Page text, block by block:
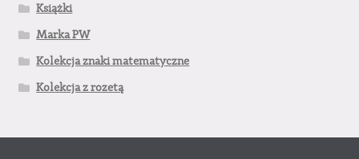
Książki
Marka PW
Kolekcja znaki matematyczne
Kolekcja z rozetą